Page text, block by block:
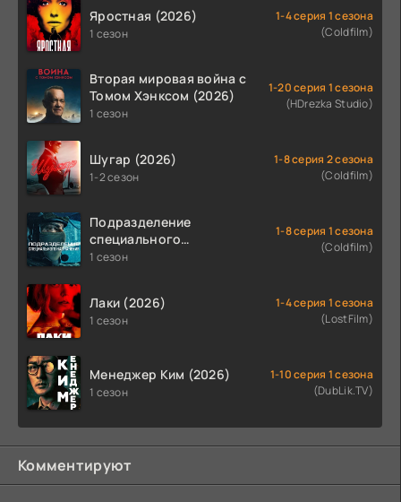
Яростная (2026)
1 сезон
1-4 серия 1 сезона
(Coldfilm)
Вторая мировая война с
Томом Хэнксом (2026)
1 сезон
1-20 серия 1 сезона
(HDrezka Studio)
Шугар (2026)
1-2 сезон
1-8 серия 2 сезона
(Coldfilm)
Подразделение
специального
назначения (2026)
1 сезон
1-8 серия 1 сезона
(Coldfilm)
Лаки (2026)
1 сезон
1-4 серия 1 сезона
(LostFilm)
Менеджер Ким (2026)
1 сезон
1-10 серия 1 сезона
(DubLik.TV)
Комментируют